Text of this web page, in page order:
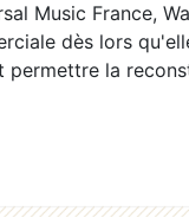
Music France,
dès lors
permettre la